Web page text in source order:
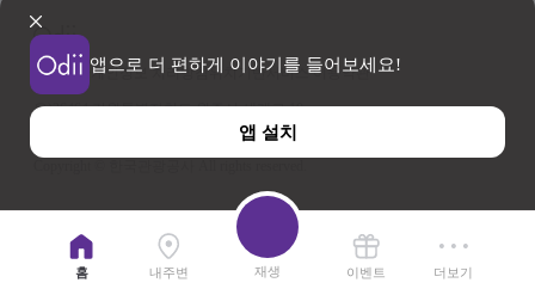
앱으로 더 편하게 이야기를 들어보세요!
앱 설치
이용약관 개인정보 처리방침위치기반서비스 이용약관
우)26464 강원특별자치도 원주시 세계로 10
사업자등록번호 202-81-50707 TEL : 033-738-3000
홈 내주변 재생 이벤트 더보기